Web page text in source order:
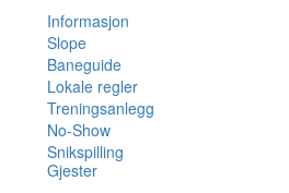
Informasjon
Slope
Baneguide
Lokale regler
Treningsanlegg
No-Show
Snikspilling
Gjester